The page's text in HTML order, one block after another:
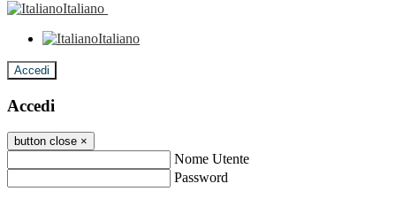
Italiano
Italiano
Accedi
Accedi
button close ×
Nome Utente
Password